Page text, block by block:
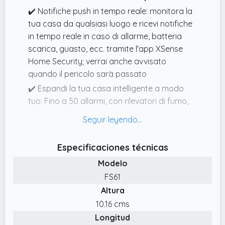
✔️ Notifiche push in tempo reale: monitora la
tua casa da qualsiasi luogo e ricevi notifiche
in tempo reale in caso di allarme, batteria
scarica, guasto, ecc. tramite l'app XSense
Home Security; verrai anche avvisato
quando il pericolo sarà passato
✔️ Espandi la tua casa intelligente a modo
tuo: Fino a 50 allarmi, con rilevatori di fumo,
possono essere aggiunti alla stazione base
che se un dispositivo suona, tutto lo farà; la
sua distanza di trasmissione all'aria aperta di
500 m (1600 ft) assicura una comunicazione
stabile tra Dispositivi
✔️ Abbastanza forte da essere ascoltato:
quando attivati, la stazione base emette un
Especificaciones técnicas
Modelo
FS61
Altura
10.16 cms
Longitud